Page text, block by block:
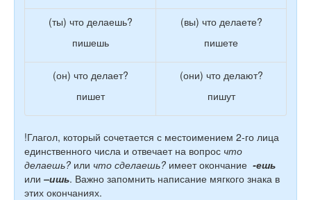
(ты) что делаешь?
пишешь
(вы) что делаете?
пишете
(он) что делает?
пишет
(они) что делают?
пишут
!Глагол, который сочетается с местоимением 2-го лица
единственного числа и отвечает на вопрос что
делаешь? или что сделаешь? имеет окончание -ешь
или –ишь. Важно запомнить написание мягкого знака в
этих окончаниях.